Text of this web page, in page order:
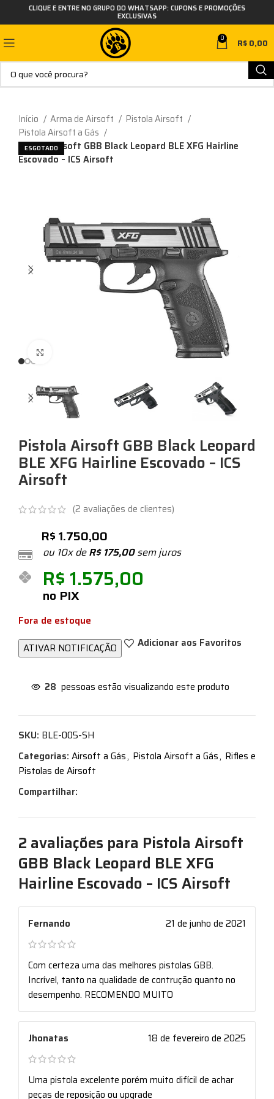
CLIQUE E ENTRE NO GRUPO DO WHATSAPP: CUPONS E PROMOÇÕES
EXCLUSIVAS
0 R$0,00
Início Arma de Airsoft
Pistola Airsoft
Pistola Airsoft a Gás
Pistola Airsoft GBB Black Leopard BLE XFG Hairline
Escovado – ICS Airsoft
ESGOTADO
Pistola Airsoft GBB Black Leopard
BLE XFG Hairline Escovado – ICS
Airsoft
(2 avaliações de clientes)
R$1.750,00
ou 10x deR$175,00sem juros
R$ 1.575,00
no PIX
Fora de estoque
Adicionar aos Favoritos
28 pessoas estão visualizando este produto
SKU: BLE-005-SH
Categorias: Airsoft a Gás, Pistola Airsoft a Gás, Rifles e
Pistolas de Airsoft
Compartilhar:
2 avaliações para Pistola Airsoft
GBB Black Leopard BLE XFG
Hairline Escovado – ICS Airsoft
Fernando 21 de junho de 2021
Com certeza uma das melhores pistolas GBB.
Incrível, tanto na qualidade de contrução quanto no
desempenho. RECOMENDO MUITO
Jhonatas 18 de fevereiro de 2025
Uma pistola excelente porém muito difícil de achar
peças de reposição ou upgrade